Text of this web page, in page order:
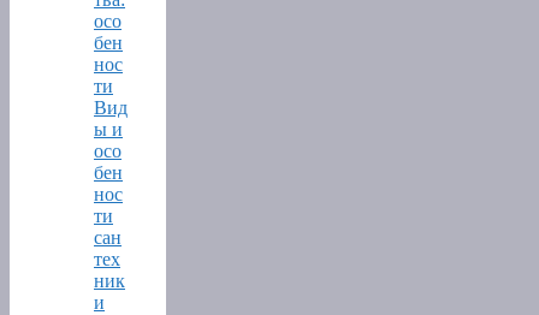
осо
бен
нос
ти
Вид
ы и
осо
бен
нос
ти
сан
тех
ник
и